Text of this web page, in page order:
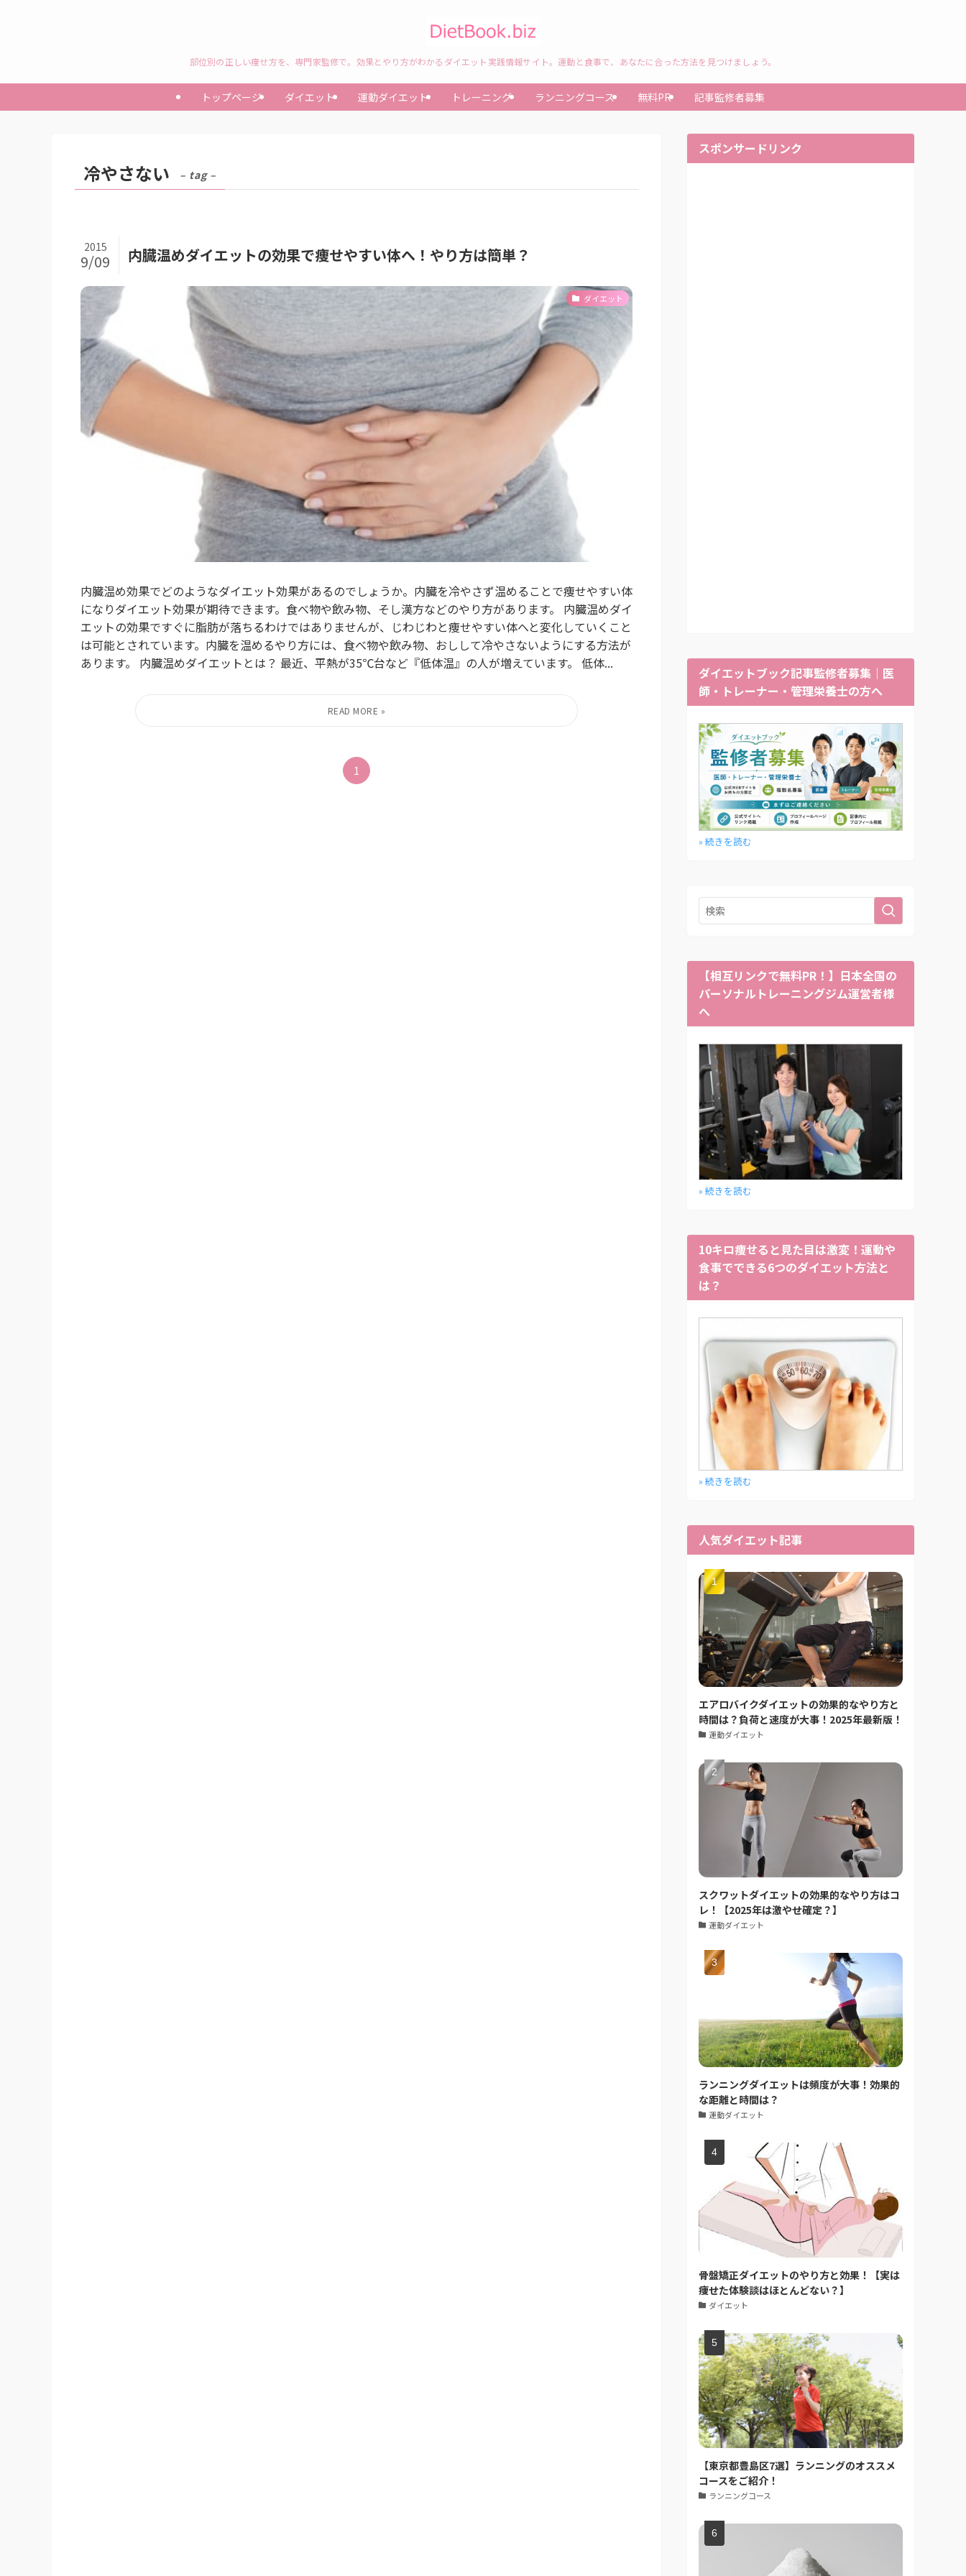
部位別の正しい痩せ方を、専門家監修で。効果とやり方がわかるダイエット実践情報サイト。運動と食事で、あなたに合った方法を見つけましょう。
トップページ ダイエット 運動ダイエット トレーニング ランニングコース 無料PR 記事監修者募集
冷やさない – tag –
内臓温めダイエットの効果で痩せやすい体へ！やり方は簡単？
2015
9/09
ダイエット
内臓温め効果でどのようなダイエット効果があるのでしょうか。内臓を冷やさず温めることで痩せやすい体
になりダイエット効果が期待できます。食べ物や飲み物、そし漢方などのやり方があります。 内臓温めダイ
エットの効果ですぐに脂肪が落ちるわけではありませんが、じわじわと痩せやすい体へと変化していくこと
は可能とされています。内臓を温めるやり方には、食べ物や飲み物、おしして冷やさないようにする方法が
あります。 内臓温めダイエットとは？ 最近、平熱が35℃台など『低体温』の人が増えています。 低体...
1
スポンサードリンク
ダイエットブック記事監修者募集｜医
師・トレーナー・管理栄養士の方へ
» 続きを読む
【相互リンクで無料PR！】日本全国の
パーソナルトレーニングジム運営者様
へ
» 続きを読む
10キロ痩せると見た目は激変！運動や
食事でできる6つのダイエット方法と
は？
» 続きを読む
人気ダイエット記事
エアロバイクダイエットの効果的なやり方と
時間は？負荷と速度が大事！2025年最新版！
運動ダイエット
スクワットダイエットの効果的なやり方はコ
レ！【2025年は激やせ確定？】
運動ダイエット
ランニングダイエットは頻度が大事！効果的
な距離と時間は？
運動ダイエット
骨盤矯正ダイエットのやり方と効果！【実は
痩せた体験談はほとんどない？】
ダイエット
【東京都豊島区7選】ランニングのオススメ
コースをご紹介！
ランニングコース